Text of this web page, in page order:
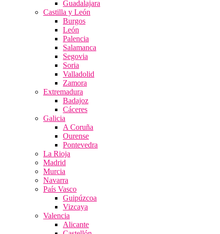
Guadalajara
Castilla y León
Burgos
León
Palencia
Salamanca
Segovia
Soria
Valladolid
Zamora
Extremadura
Badajoz
Cáceres
Galicia
A Coruña
Ourense
Pontevedra
La Rioja
Madrid
Murcia
Navarra
País Vasco
Guipúzcoa
Vizcaya
Valencia
Alicante